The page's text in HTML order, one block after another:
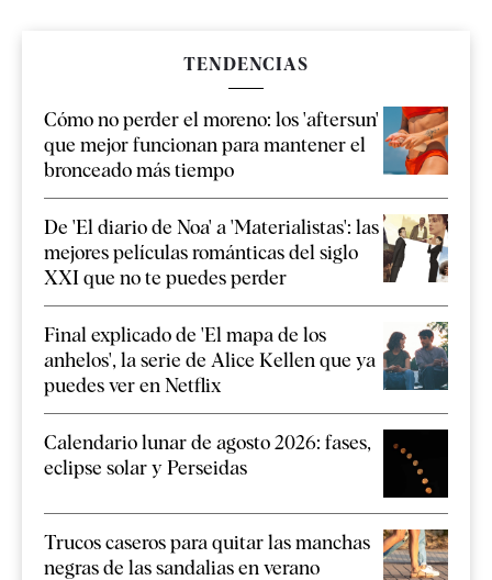
TENDENCIAS
Cómo no perder el moreno: los 'aftersun'
que mejor funcionan para mantener el
bronceado más tiempo
De 'El diario de Noa' a 'Materialistas': las
mejores películas románticas del siglo
XXI que no te puedes perder
Final explicado de 'El mapa de los
anhelos', la serie de Alice Kellen que ya
puedes ver en Netflix
Calendario lunar de agosto 2026: fases,
eclipse solar y Perseidas
Trucos caseros para quitar las manchas
negras de las sandalias en verano